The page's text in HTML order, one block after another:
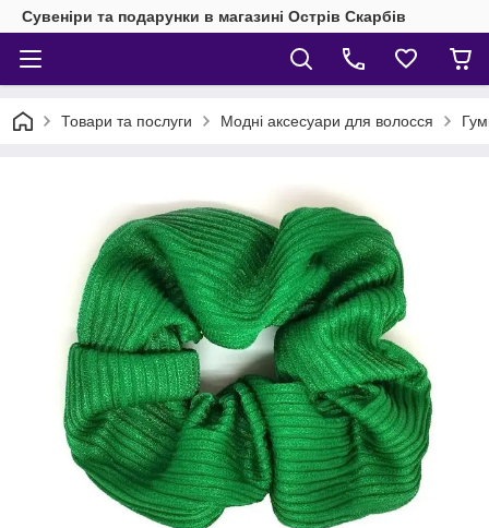
Сувеніри та подарунки в магазині Острів Скарбів
Товари та послуги Модні аксесуари для волосся